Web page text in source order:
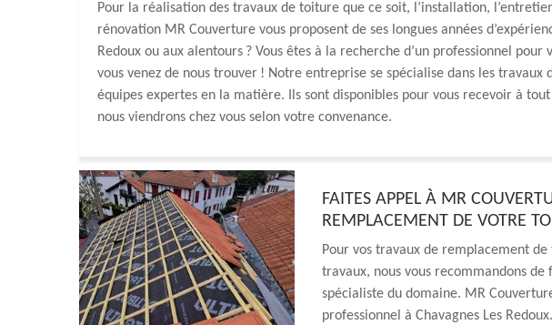
Pour la réalisation des travaux de toiture que ce soit, l’installation,
rénovation MR Couverture vous proposent de ses longues années
Redoux ou aux alentours ? Vous êtes à la recherche d’un professionnel
vous venez de nous trouver ! Notre entreprise se spécialise dans les travaux
équipes expertes en la matière. Ils sont disponibles pour vous recevoir à
nous viendrons chez vous selon votre convenance.
FAITES APPEL À MR
REMPLACEMENT DE VOTRE
Pour vos travaux de remplacement
travaux, nous vous recommandons de
spécialiste du domaine. MR
professionnel à Chavagnes Les